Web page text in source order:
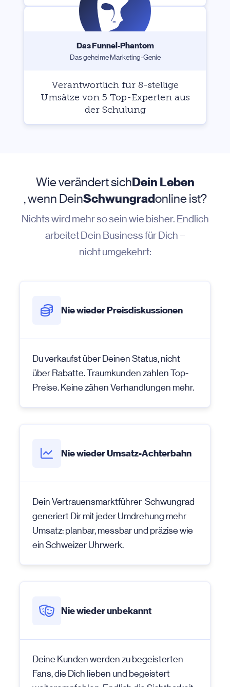
Das Funnel-Phantom
Das geheime Marketing-Genie
Verantwortlich für 8-stellige
Umsätze von 5 Top-Experten aus
der Schulung
Wie verändert sichDein Leben
, wenn DeinSchwungradonline ist?
Nichts wird mehr so sein wie bisher. Endlich
arbeitet Dein Business für Dich –
nicht umgekehrt:
Nie wieder Preisdiskussionen
Du verkaufst über Deinen Status, nicht
über Rabatte. Traumkunden zahlen Top-
Preise. Keine zähen Verhandlungen mehr.
Nie wieder Umsatz-Achterbahn
Dein Vertrauensmarktführer-Schwungrad
generiert Dir mit jeder Umdrehung mehr
Umsatz: planbar, messbar und präzise wie
ein Schweizer Uhrwerk.
Nie wieder unbekannt
Deine Kunden werden zu begeisterten
Fans, die Dich lieben und begeistert